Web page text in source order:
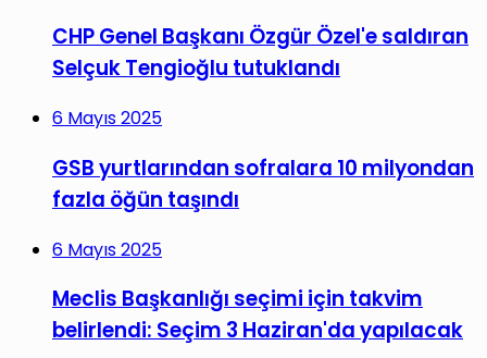
CHP Genel Başkanı Özgür Özel'e saldıran
Selçuk Tengioğlu tutuklandı
6 Mayıs 2025
GSB yurtlarından sofralara 10 milyondan
fazla öğün taşındı
6 Mayıs 2025
Meclis Başkanlığı seçimi için takvim
belirlendi: Seçim 3 Haziran'da yapılacak